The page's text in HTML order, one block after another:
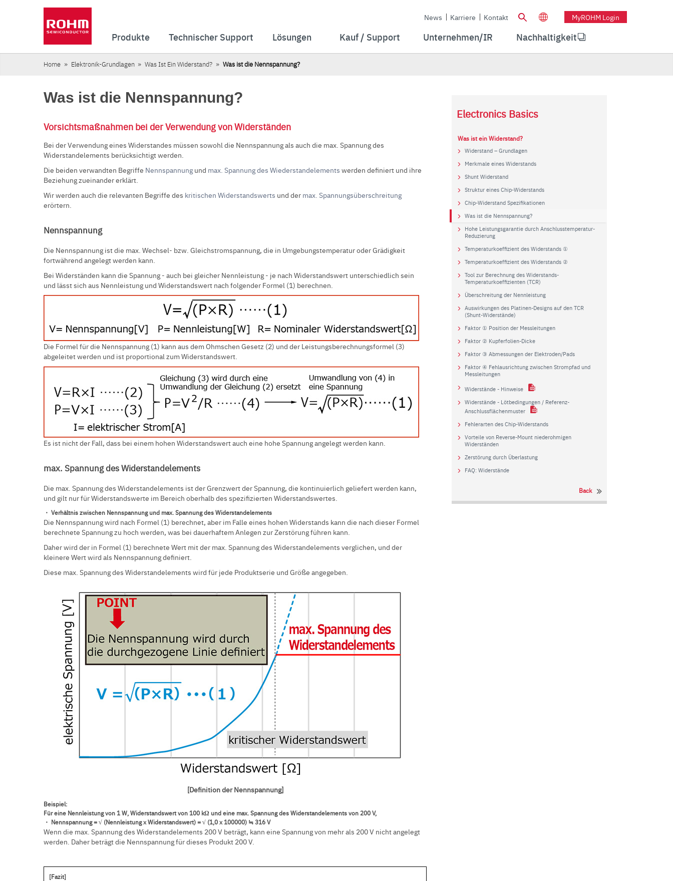
News Karriere Kontakt MyROHM Login
Produkte Technischer Support Lösungen Kauf / Support Unternehmen/IR Nachhaltigkeit
Home Elektronik-Grundlagen Was Ist Ein Widerstand? Was ist die Nennspannung?
Was ist die Nennspannung?
Vorsichtsmaßnahmen bei der Verwendung von Widerständen
Bei der Verwendung eines Widerstandes müssen sowohl die Nennspannung als auch die max. Spannung des
Widerstandelements berücksichtigt werden.
Die beiden verwandten Begriffe Nennspannung und max. Spannung des Wiederstandelements werden definiert und ihre
Beziehung zueinander erklärt.
Wir werden auch die relevanten Begriffe des kritischen Widerstandswerts und der max. Spannungsüberschreitung
erörtern.
Nennspannung
Die Nennspannung ist die max. Wechsel- bzw. Gleichstromspannung, die in Umgebungstemperatur oder Grädigkeit
fortwährend angelegt werden kann.
Bei Widerständen kann die Spannung - auch bei gleicher Nennleistung - je nach Widerstandswert unterschiedlich sein
und lässt sich aus Nennleistung und Widerstandswert nach folgender Formel (1) berechnen.
Die Formel für die Nennspannung (1) kann aus dem Ohmschen Gesetz (2) und der Leistungsberechnungsformel (3)
abgeleitet werden und ist proportional zum Widerstandswert.
Es ist nicht der Fall, dass bei einem hohen Widerstandswert auch eine hohe Spannung angelegt werden kann.
max. Spannung des Widerstandelements
Die max. Spannung des Widerstandelements ist der Grenzwert der Spannung, die kontinuierlich geliefert werden kann,
und gilt nur für Widerstandswerte im Bereich oberhalb des spezifizierten Widerstandswertes.
・ Verhältnis zwischen Nennspannung und max. Spannung des Widerstandelements
Die Nennspannung wird nach Formel (1) berechnet, aber im Falle eines hohen Widerstands kann die nach dieser Formel
berechnete Spannung zu hoch werden, was bei dauerhaftem Anlegen zur Zerstörung führen kann.
Daher wird der in Formel (1) berechnete Wert mit der max. Spannung des Widerstandelements verglichen, und der
kleinere Wert wird als Nennspannung definiert.
Diese max. Spannung des Widerstandelements wird für jede Produktserie und Größe angegeben.
[Definition der Nennspannung]
Beispiel:
Für eine Nennleistung von 1 W, Widerstandswert von 100 kΩ und eine max. Spannung des Widerstandelements von 200 V,
・ Nennspannung = √ (Nennleistung x Widerstandswert) = √ (1,0 x 100000) ≒ 316 V
Wenn die max. Spannung des Widerstandelements 200 V beträgt, kann eine Spannung von mehr als 200 V nicht angelegt
werden. Daher beträgt die Nennspannung für dieses Produkt 200 V.
[Fazit]
Electronics Basics
Was ist ein Widerstand?
Widerstand – Grundlagen
Merkmale eines Widerstands
Shunt Widerstand
Struktur eines Chip-Widerstands
Chip-Widerstand Spezifikationen
Was ist die Nennspannung?
Hohe Leistungsgarantie durch Anschlusstemperatur-
Reduzierung
Temperaturkoeffizient des Widerstands ①
Temperaturkoeffizient des Widerstands ②
Tool zur Berechnung des Widerstands-
Temperaturkoeffizienten (TCR)
Überschreitung der Nennleistung
Auswirkungen des Platinen-Designs auf den TCR
(Shunt-Widerstände)
Faktor ① Position der Messleitungen
Faktor ② Kupferfolien-Dicke
Faktor ③ Abmessungen der Elektroden/Pads
Faktor ④ Fehlausrichtung zwischen Strompfad und
Messleitungen
Widerstände - Hinweise
Widerstände - Lötbedingungen / Referenz-
Anschlussflächenmuster
Fehlerarten des Chip-Widerstands
Vorteile von Reverse-Mount niederohmigen
Widerständen
Zerstörung durch Überlastung
FAQ: Widerstände
Back